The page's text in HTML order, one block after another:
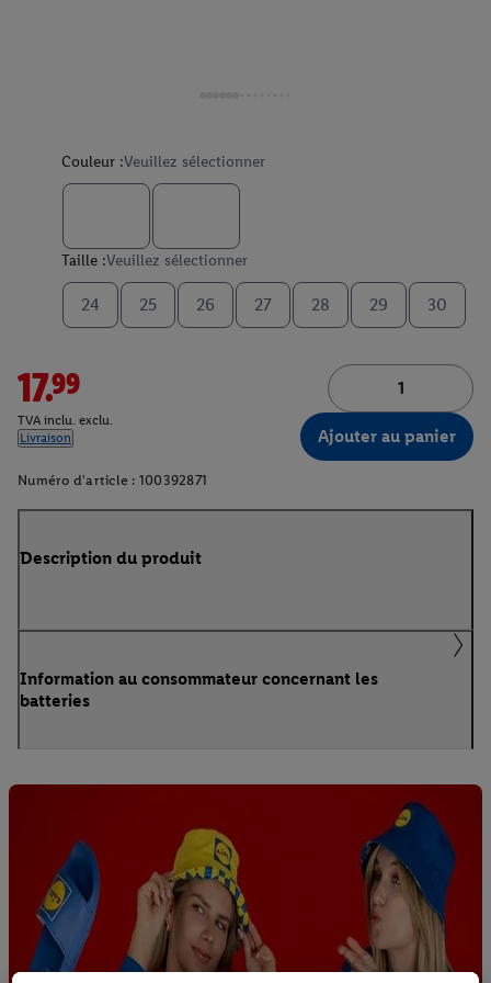
Couleur :Veuillez sélectionner
Taille :Veuillez sélectionner
24 25 26 27 28 29 30
17.99
TVA inclu. exclu.
Livraison
Ajouter au panier
Numéro d'article : 100392871
Description du produit
Information au consommateur concernant les
batteries